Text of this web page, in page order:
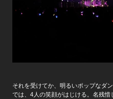
それを受けてか、明るいポップなダ
では、4人の笑顔がはじける。名残